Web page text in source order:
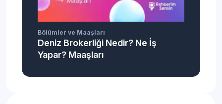
Bölümler ve Maaşları
Deniz Brokerliği Nedir? Ne İş
Yapar? Maaşları